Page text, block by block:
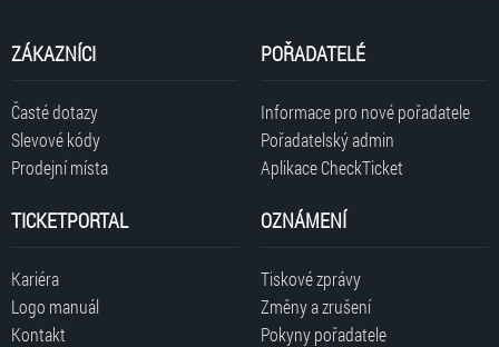
ZÁKAZNÍCI
Časté dotazy
Slevové kódy
Prodejní místa
POŘADATELÉ
Informace pro nové pořadatele
Pořadatelský admin
Aplikace CheckTicket
TICKETPORTAL
Kariéra
Logo manuál
Kontakt
OZNÁMENÍ
Tiskové zprávy
Změny a zrušení
Pokyny pořadatele